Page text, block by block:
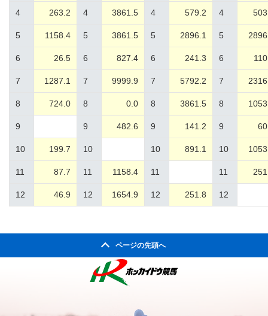
4 263.2 4 3861.5 4 579.2 4
5 1158.4 5 3861.5 5 2896.1 5
6 26.5 6 827.4 6 241.3 6
7 1287.1 7 9999.9 7 5792.2 7
8 724.0 8 0.0 8 3861.5 8
9 9 482.6 9 141.2 9
10 199.7 10 10 891.1 10
11 87.7 11 1158.4 11 11
12 46.9 12 1654.9 12 251.8 12
ページの先頭へ